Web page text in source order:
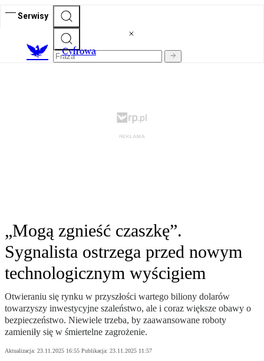
Serwisy
Cyfrowa
„Mogą zgnieść czaszkę”.
Sygnalista ostrzega przed nowym
technologicznym wyścigiem
Otwieraniu się rynku w przyszłości wartego biliony dolarów
towarzyszy inwestycyjne szaleństwo, ale i coraz większe obawy o
bezpieczeństwo. Niewiele trzeba, by zaawansowane roboty
zamieniły się w śmiertelne zagrożenie.
Aktualizacja: 23.11.2025 16:55 Publikacja: 23.11.2025 11:57